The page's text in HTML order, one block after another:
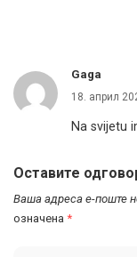
Gaga
18. април
Na svijetu
Оставите
Ваша адреса е-поште
означена *